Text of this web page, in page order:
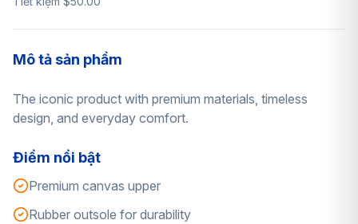
Mô tả sản phẩm
The iconic product with premium materials, timeless
design, and everyday comfort.
Điểm nổi bật
Premium canvas upper
Rubber outsole for durability